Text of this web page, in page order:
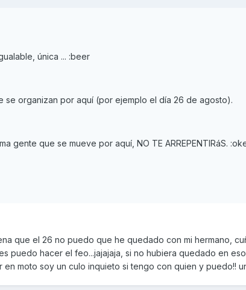
única ... :beer
se organizan por aquí (por ejemplo el día 26 de agosto).
gente que se mueve por aquí, NO TE ARREPENTIRáS.
que el 26 no puedo que he quedado con mi hermano,
puedo hacer el feo...jajajaja, si no hubiera quedado en
en moto soy un culo inquieto si tengo con quien y puedo!!